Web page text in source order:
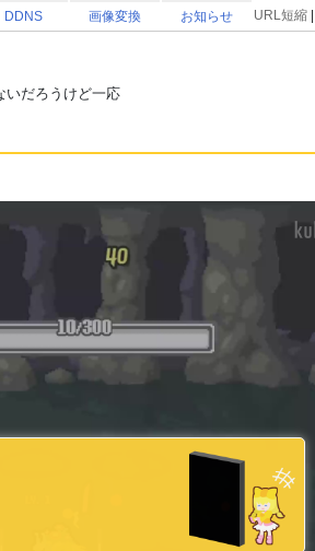
DDNS 画像変換 お知らせ URL短縮
いだろうけど一応